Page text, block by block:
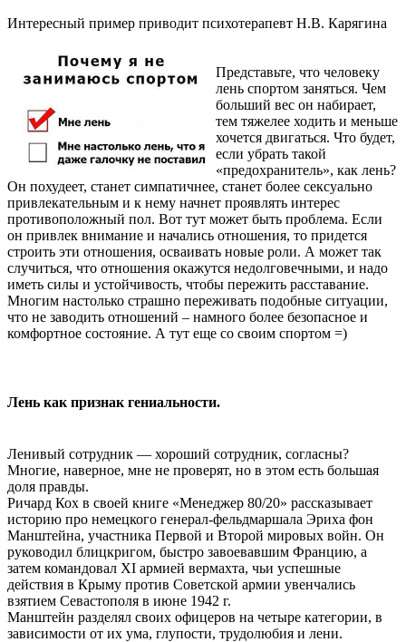
Интересный пример приводит психотерапевт Н.В. Карягина
Представьте, что человеку
лень спортом заняться. Чем
больший вес он набирает,
тем тяжелее ходить и меньше
хочется двигаться. Что будет,
если убрать такой
«предохранитель», как лень?
Он похудеет, станет симпатичнее, станет более сексуально
привлекательным и к нему начнет проявлять интерес
противоположный пол. Вот тут может быть проблема. Если
он привлек внимание и начались отношения, то придется
строить эти отношения, осваивать новые роли. А может так
случиться, что отношения окажутся недолговечными, и надо
иметь силы и устойчивость, чтобы пережить расставание.
Многим настолько страшно переживать подобные ситуации,
что не заводить отношений – намного более безопасное и
комфортное состояние. А тут еще со своим спортом =)
Лень как признак гениальности.
Ленивый сотрудник — хороший сотрудник, согласны?
Многие, наверное, мне не проверят, но в этом есть большая
доля правды.
Ричард Кох в своей книге «Менеджер 80/20» рассказывает
историю про немецкого генерал-фельдмаршала Эриха фон
Манштейна, участника Первой и Второй мировых войн. Он
руководил блицкригом, быстро завоевавшим Францию, а
затем командовал XI армией вермахта, чьи успешные
действия в Крыму против Советской армии увенчались
взятием Севастополя в июне 1942 г.
Манштейн разделял своих офицеров на четыре категории, в
зависимости от их ума, глупости, трудолюбия и лени.